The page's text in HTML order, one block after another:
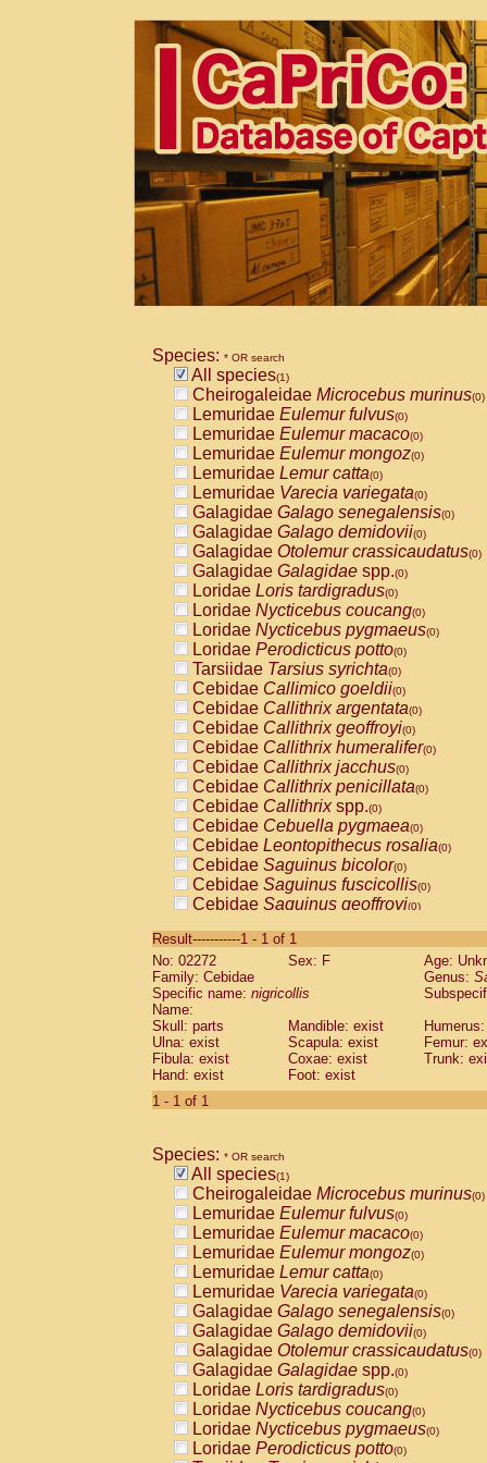
Species: * OR search
All species(1)
Cheirogaleidae Microcebus murinus(0)
Lemuridae Eulemur fulvus(0)
Lemuridae Eulemur macaco(0)
Lemuridae Eulemur mongoz(0)
Lemuridae Lemur catta(0)
Lemuridae Varecia variegata(0)
Galagidae Galago senegalensis(0)
Galagidae Galago demidovii(0)
Galagidae Otolemur crassicaudatus(0)
Galagidae Galagidae spp.(0)
Loridae Loris tardigradus(0)
Loridae Nycticebus coucang(0)
Loridae Nycticebus pygmaeus(0)
Loridae Perodicticus potto(0)
Tarsiidae Tarsius syrichta(0)
Cebidae Callimico goeldii(0)
Cebidae Callithrix argentata(0)
Cebidae Callithrix geoffroyi(0)
Cebidae Callithrix humeralifer(0)
Cebidae Callithrix jacchus(0)
Cebidae Callithrix penicillata(0)
Cebidae Callithrixspp.(0)
Cebidae Cebuella pygmaea(0)
Cebidae Leontopithecus rosalia(0)
Cebidae Saguinus bicolor(0)
Cebidae Saguinus fuscicollis(0)
Cebidae Saguinus geoffroyi(0)
CebidaeSaguinus labiatus(0)
Cebidae Saguinus leucopus (0)
Cebidae
CebidaeSaguinus mystax
Cebidae Saguinus nigricollis (1)
Cebidae Saguinus oedipus
Cebidae Saguinus weddelli
Cebidae Saguinusspp.
Cebidae
CebidaeCebus capucinus
CebidaeCebus nigrivittatus
CebidaeCebus spp.(0)
CebidaeSaimiri boliviensis(0)
CebidaeSaimiri sciureus(0)
AtelidaeAlouatta caraya(0)
AtelidaeAlouatta fusca(0)
AtelidaeAlouatta seniculus(0)
AtelidaeAlouattaspp.(0)
AtelidaeAteles belzebuth(0)
AtelidaeAteles geoffroyi(0)
AtelidaeAteles paniscus(0)
AtelidaeAtelesspp.(0)
AtelidaeLagothrix lagothricha(0)
AtelidaeLagothrix lagothricha cana
PitheciidaeCacajao calvus
Result-----------1 - 1 of 1
No: 02272
Sex: F
Age:
Family: Cebidae
Genus:
Specific name: nigricollis
Name:
Skull: parts
Mandible: exist
Ulna: exist
Scapula: exist
Femur:
Fibula: exist
Coxae: exist
Trunk:
Hand: exist
Foot: exist
1 - 1 of 1
Species: * OR search
All species(1)
Cheirogaleidae Microcebus murinus(0)
Lemuridae Eulemur fulvus(0)
Lemuridae Eulemur macaco(0)
Lemuridae Eulemur mongoz(0)
Lemuridae Lemur catta(0)
Lemuridae Varecia variegata(0)
Galagidae Galago senegalensis(0)
Galagidae Galago demidovii(0)
Galagidae Otolemur crassicaudatus(0)
Galagidae Galagidae spp.(0)
Loridae Loris tardigradus(0)
Loridae Nycticebus coucang(0)
Loridae Nycticebus pygmaeus(0)
Loridae Perodicticus potto(0)